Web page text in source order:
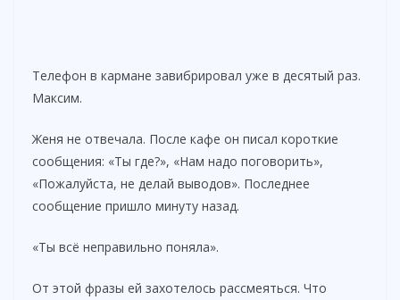
Телефон в кармане завибрировал уже в десятый раз.
Максим.
Женя не отвечала. После кафе он писал короткие
сообщения: «Ты где?», «Нам надо поговорить»,
«Пожалуйста, не делай выводов». Последнее
сообщение пришло минуту назад.
«Ты всё неправильно поняла».
От этой фразы ей захотелось рассмеяться. Что